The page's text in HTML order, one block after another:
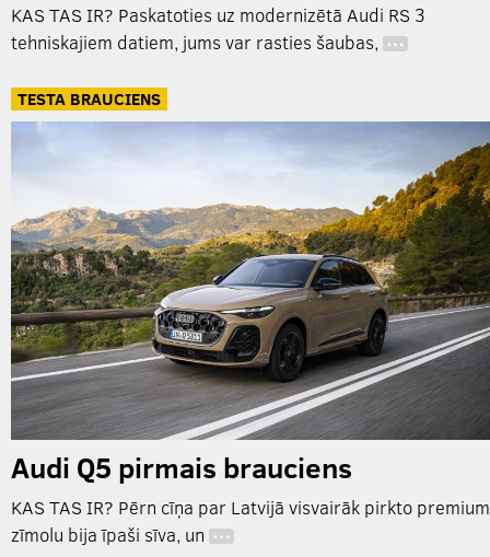
KAS TAS IR? Paskatoties uz modernizētā Audi RS 3
tehniskajiem datiem, jums var rasties šaubas, …
TESTA BRAUCIENS
Audi Q5 pirmais brauciens
KAS TAS IR? Pērn cīņa par Latvijā visvairāk pirkto premium
zīmolu bija īpaši sīva, un …